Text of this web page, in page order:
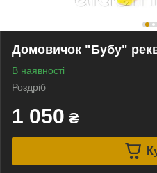
Домовичок "Бубу"
В наявності
Роздріб
1 050 ₴